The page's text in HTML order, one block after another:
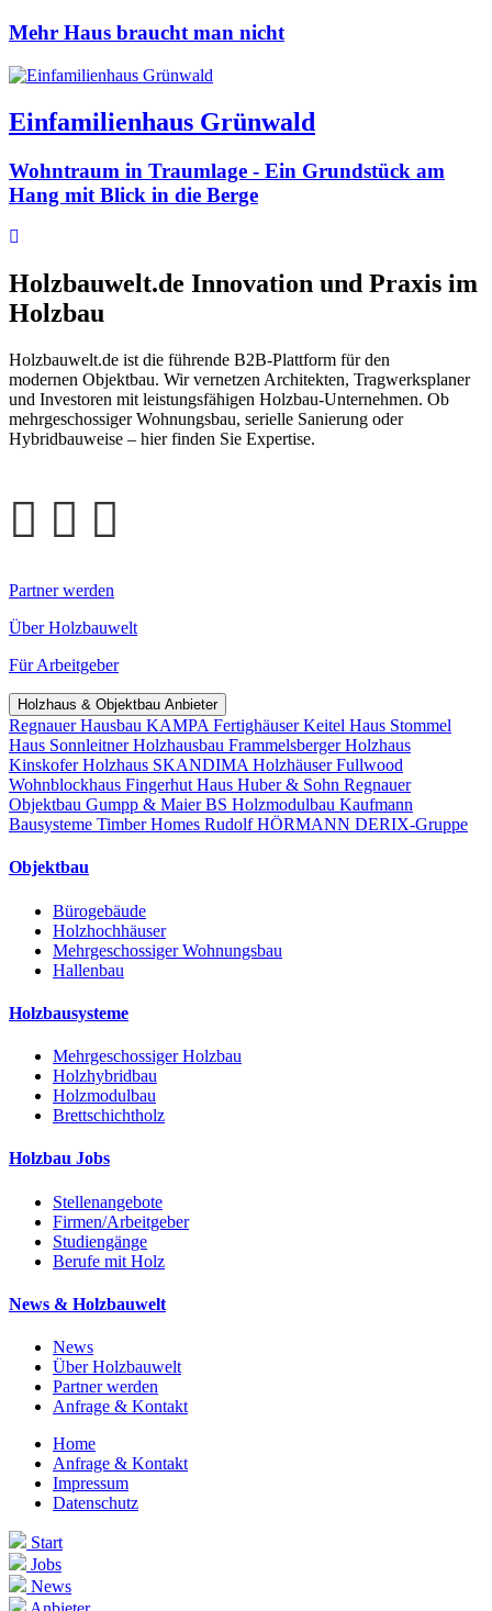
Mehr Haus braucht man nicht
Einfamilienhaus Grünwald
Wohntraum in Traumlage - Ein Grundstück am
Hang mit Blick in die Berge
Holzbauwelt.de Innovation und Praxis im
Holzbau
Holzbauwelt.de ist die führende B2B-Plattform für den
modernen Objektbau. Wir vernetzen Architekten, Tragwerksplaner
und Investoren mit leistungsfähigen Holzbau-Unternehmen. Ob
mehrgeschossiger Wohnungsbau, serielle Sanierung oder
Hybridbauweise – hier finden Sie Expertise.
Partner werden
Über Holzbauwelt
Für Arbeitgeber
Holzhaus & Objektbau Anbieter
Regnauer Hausbau KAMPA FertighäuserKeitel Haus Stommel
Haus Sonnleitner Holzhausbau Frammelsberger Holzhaus
Kinskofer Holzhaus SKANDIMA HolzhäuserFullwood
Wohnblockhaus Fingerhut Haus Huber & Sohn Regnauer
Objektbau Gumpp & MaierBS Holzmodulbau Kaufmann
Bausysteme Timber Homes Rudolf HÖRMANN DERIX-Gruppe
Objektbau
Bürogebäude
Holzhochhäuser
Mehrgeschossiger Wohnungsbau
Hallenbau
Holzbausysteme
Mehrgeschossiger Holzbau
Holzhybridbau
Holzmodulbau
Brettschichtholz
Holzbau Jobs
Stellenangebote
Firmen/Arbeitgeber
Studiengänge
Berufe mit Holz
News & Holzbauwelt
News
Über Holzbauwelt
Partner werden
Anfrage & Kontakt
Home
Anfrage & Kontakt
Impressum
Datenschutz
Start
Jobs
News